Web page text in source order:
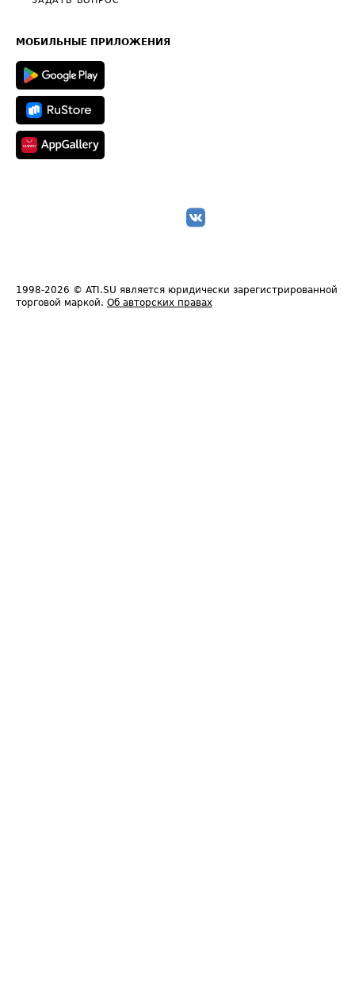
Техническая информация
МОБИЛЬНЫЕ ПРИЛОЖЕНИЯ
1998-2026 © ATI.SU является юридически зарегистрированной
торговой маркой. Об авторских правах